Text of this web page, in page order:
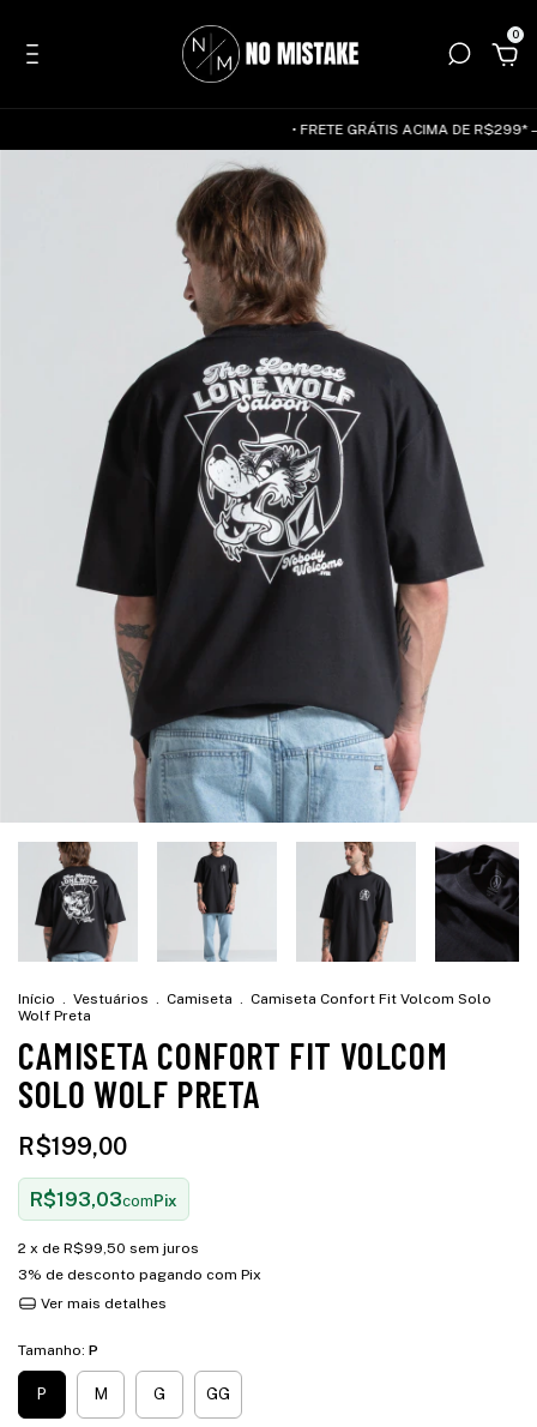
0
• FRETE GRÁTIS ACIMA DE R$299* —
Início . Vestuários . Camiseta . Camiseta Confort Fit Volcom Solo
Wolf Preta
CAMISETA CONFORT FIT VOLCOM
SOLO WOLF PRETA
R$199,00
R$193,03com Pix
2 x de R$99,50 sem juros
3% de desconto pagando com Pix
Ver mais detalhes
Tamanho: P
P M G GG